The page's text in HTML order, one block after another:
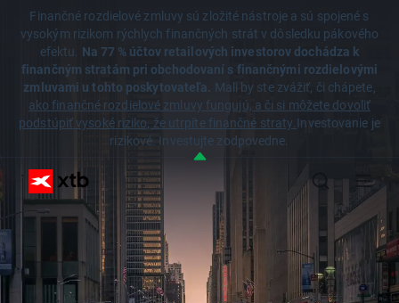
Finančné rozdielové zmluvy sú zložité nástroje a sú spojené s
vysokým rizikom rýchlych finančných strát v dôsledku pákového
efektu. Na 77 % účtov retailových investorov dochádza k
finančným stratám pri obchodovaní s finančnými rozdielovými
zmluvami u tohto poskytovateľa. Mali by ste zvážiť, či chápete,
ako finančné rozdielové zmluvy fungujú, a či si môžete dovoliť
podstúpiť vysoké riziko, že utrpíte finančné straty.Investovanie je
rizikové. Investujte zodpovedne.